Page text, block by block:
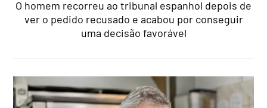
O homem recorreu ao tribunal espanhol depois de
ver o pedido recusado e acabou por conseguir
uma decisão favorável